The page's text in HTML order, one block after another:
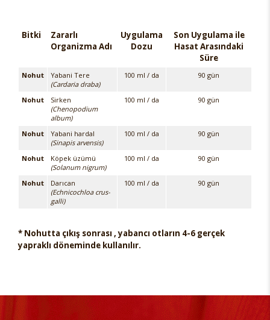
Bitki
Zararlı
Organizma Adı
Uygulama
Dozu
Son Uygulama ile
Hasat Arasındaki
Süre
Nohut
Yabani Tere
(Cardaria draba)
100 ml / da 90 gün
Nohut
Sirken
(Chenopodium
album)
100 ml / da 90 gün
Nohut
Yabani hardal
(Sinapis arvensis)
100 ml / da 90 gün
Nohut
Köpek üzümü
(Solanum nigrum)
100 ml / da 90 gün
Nohut
Darıcan
(Echnicochloa crus-
galli)
100 ml / da 90 gün
* Nohutta çıkış sonrası , yabancı otların 4-6 gerçek
yapraklı döneminde kullanılır.